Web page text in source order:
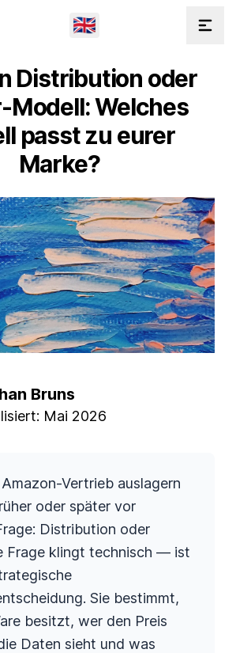
🇬🇧
Distribution oder
Modell: Welches
passt zu eurer
Marke?
Bruns
Mai 2026
Vertrieb auslagern
oder später vor
Distribution oder
Frage klingt technisch — ist
Sie bestimmt,
besitzt, wer den Preis
Daten sieht und was